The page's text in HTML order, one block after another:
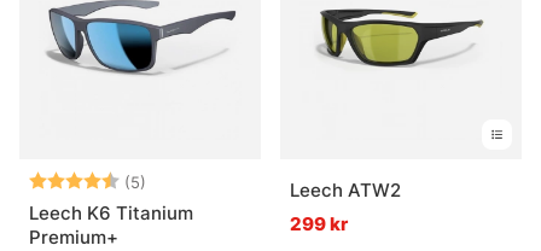
Betyg: (5)
4.2 utav 5 stjärnor
Leech K6 Titanium
Premium+
Leech ATW2
299 kr